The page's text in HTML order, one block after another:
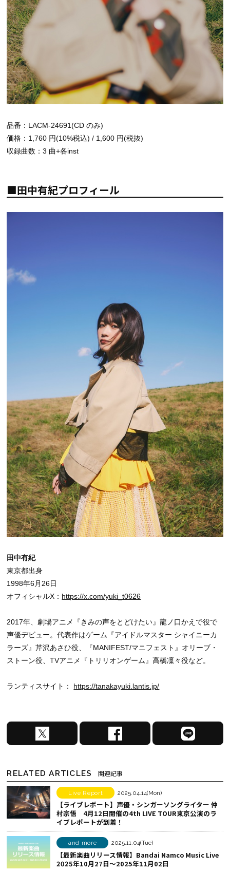
品番：LACM-24691(CD のみ)
価格：1,760 円(10%税込) / 1,600 円(税抜)
収録曲数：3 曲+各inst
■田中有紀プロフィール
田中有紀
東京都出身
1998年6月26日
オフィシャルX： https://x.com/yuki_t0626
2017年、劇場アニメ『きみの声をとどけたい』龍ノ口かえで役で
声優デビュー。代表作はゲーム『アイドルマスター シャイニーカ
ラーズ』芹沢あさひ役、『MANIFEST/マニフェスト』オリーブ・
ストーン役、TVアニメ『トリリオンゲーム』高橋凜々役など。
ランティスサイト： https://tanakayuki.lantis.jp/
X
で
ア
る
F
a
b
o
o
k
で
シ
ェ
ア
L
I
シ
ェ
ア
す
る
RELATED ARTICLES 関連記事
Live Report 2025.04.14(Mon)
【ライブレポート】声優・シンガーソングライター 仲
村宗悟 4月12日開催の4th LIVE TOUR東京公演のラ
イブレポートが到着！
and more 2025.11.04(Tue)
【最新楽曲リリース情報】Bandai Namco Music Live
2025年10月27日～2025年11月02日